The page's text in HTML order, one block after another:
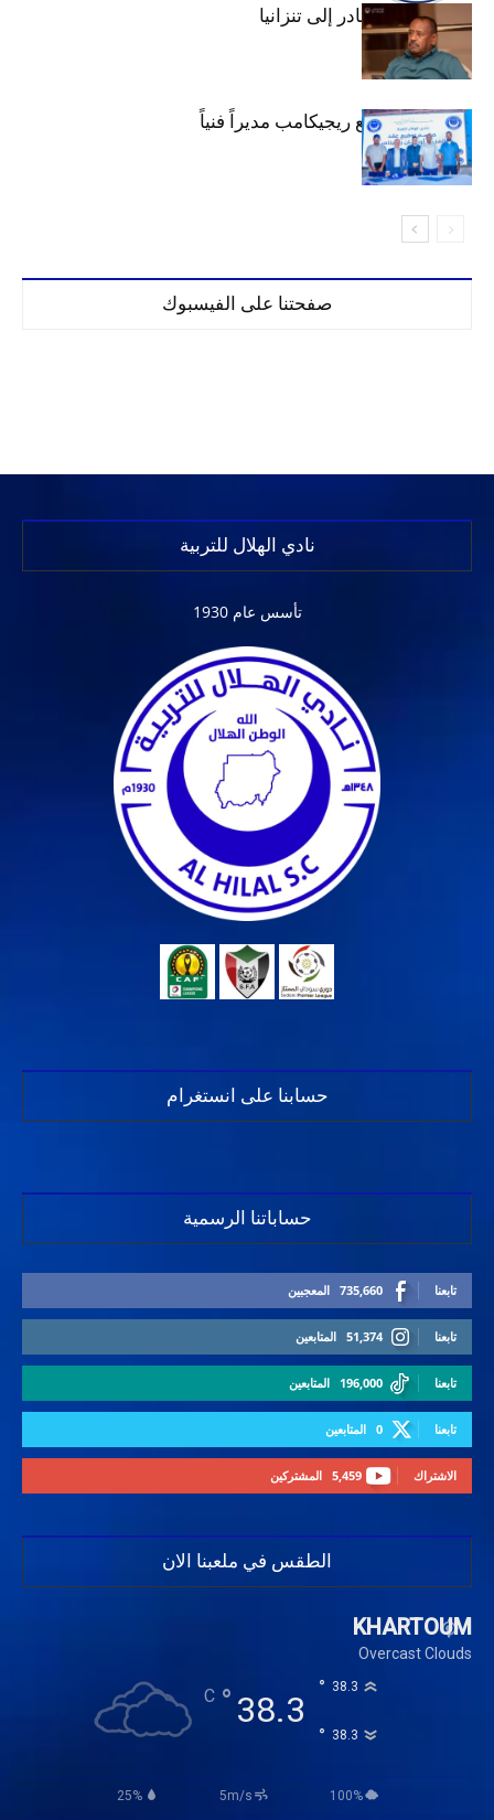
عبد المهيمن يغادر إلى تنزانيا
الهلال يتعاقد مع ريجيكامب مديراً فنياً
صفحتنا على الفيسبوك
نادي الهلال للتربية
تأسس عام 1930
حسابنا على انستغرام
حساباتنا الرسمية
735,660 المعجبين تابعنا
51,374 المتابعين تابعنا
196,000 المتابعين تابعنا
0 المتابعين تابعنا
5,459 المشتركين الاشتراك
الطقس في ملعبنا الان
KHARTOUM
Overcast Clouds
38.3
°
C 38.3
°
38.3
°
25% 5m/s 100%